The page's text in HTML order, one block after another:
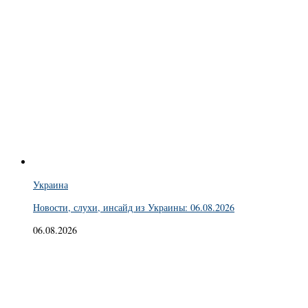
Украина
Новости, слухи, инсайд из Украины: 06.08.2026
06.08.2026